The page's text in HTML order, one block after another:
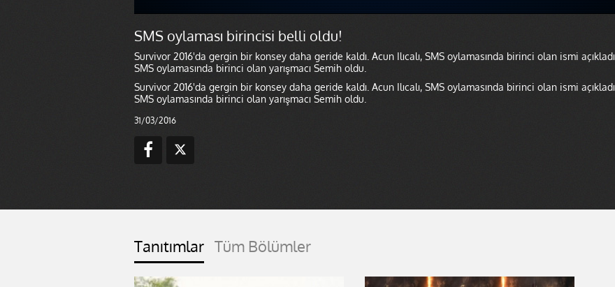
SMS oylaması birincisi belli oldu!
Survivor 2016'da gergin bir konsey daha geride kaldı. Acun Ilıcalı, SMS oylamasında birinci olan ismi açıkladı.
SMS oylamasında birinci olan yarışmacı Semih oldu.
Survivor 2016'da gergin bir konsey daha geride kaldı. Acun Ilıcalı, SMS oylamasında birinci olan ismi açıkladı.
SMS oylamasında birinci olan yarışmacı Semih oldu.
31/03/2016
Tanıtımlar Tüm Bölümler